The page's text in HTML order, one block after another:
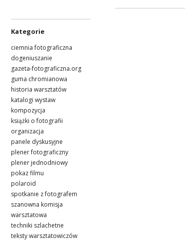
Kategorie
ciemnia fotograficzna
dogeniuszanie
gazeta-fotograficzna.org
guma chromianowa
historia warsztatów
katalogi wystaw
kompozycja
książki o fotografii
organizacja
panele dyskusyjne
plener fotograficzny
plener jednodniowy
pokaz filmu
polaroid
spotkanie z fotografem
szanowna komisja
warsztatowa
techniki szlachetne
teksty warsztatowiczów